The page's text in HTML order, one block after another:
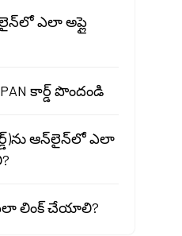
ఎలా అప్లై
కార్డ్ పొందండి
ఆన్‌లైన్‌లో ఎలా
లింక్ చేయాలి?